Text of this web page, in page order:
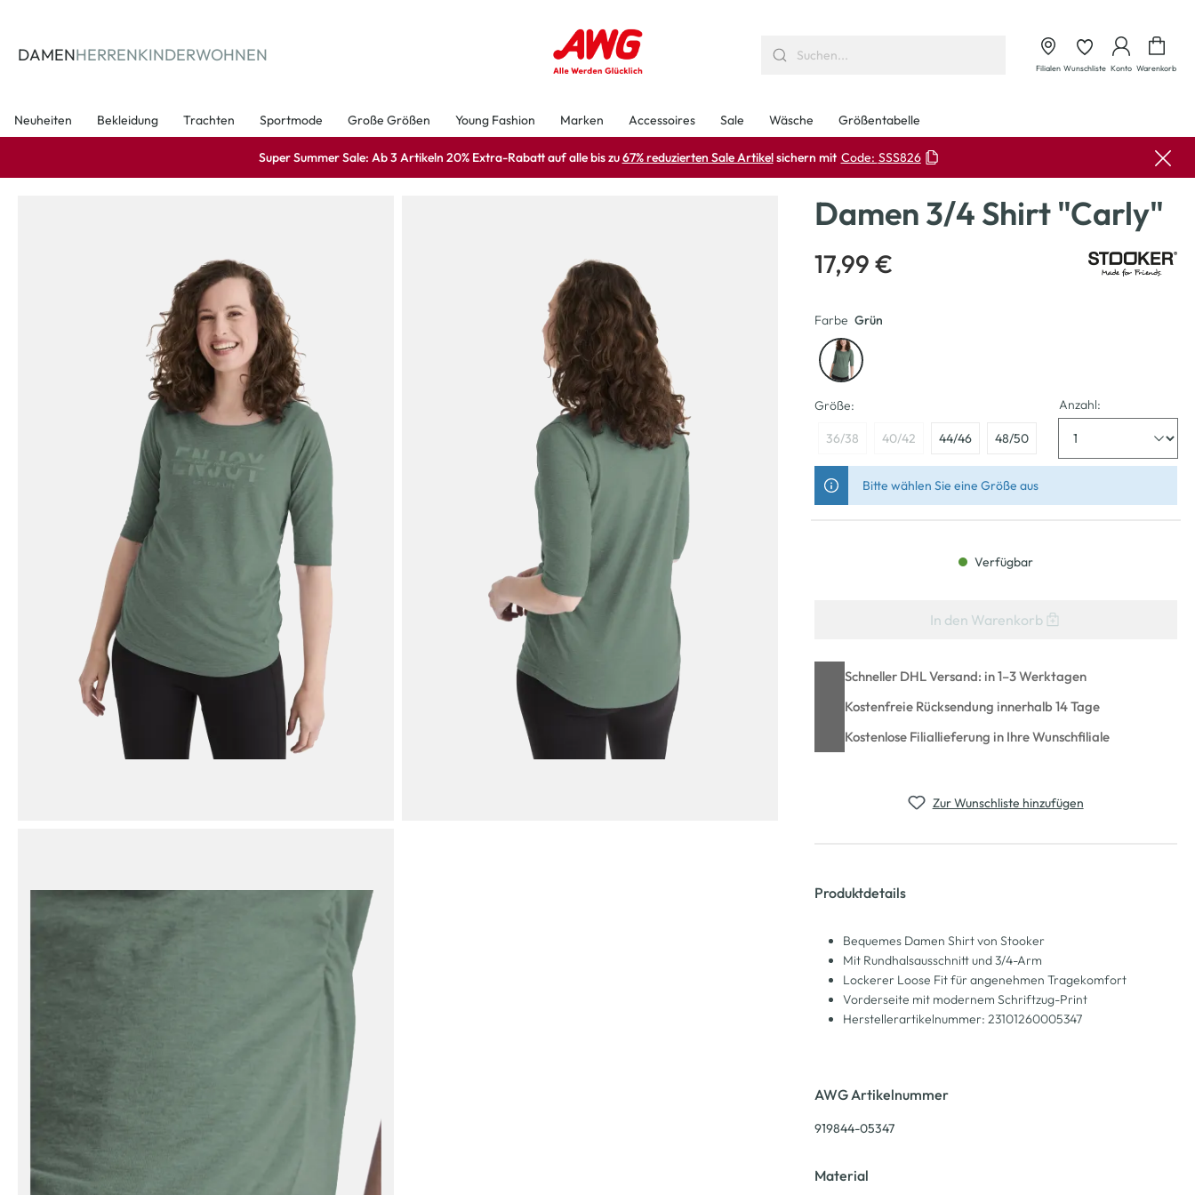
DAMENHERRENKINDERWOHNEN
Filialen Wunschliste Konto Warenkorb
Neuheiten Bekleidung Trachten Sportmode Große Größen Young Fashion Marken Accessoires Sale Wäsche Größentabelle
Super Summer Sale: Ab 3 Artikeln 20% Extra-Rabatt auf alle bis zu67% reduzierten Sale Artikelsichern mit Code: SSS826
Damen 3/4 Shirt "Carly"
17,99 €
Farbe Grün
Größe:
36/38 40/42 44/46 48/50
Anzahl:
Bitte wählen Sie eine Größe aus
Verfügbar
In den Warenkorb
Schneller DHL Versand: in 1–3 Werktagen
Kostenfreie Rücksendung innerhalb 14 Tage
Kostenlose Filiallieferung in Ihre Wunschfiliale
Zur Wunschliste hinzufügen
Produktdetails
Bequemes Damen Shirt von Stooker
Mit Rundhalsausschnitt und 3/4-Arm
Lockerer Loose Fit für angenehmen Tragekomfort
Vorderseite mit modernem Schriftzug-Print
Herstellerartikelnummer: 23101260005347
AWG Artikelnummer
919844-05347
Material